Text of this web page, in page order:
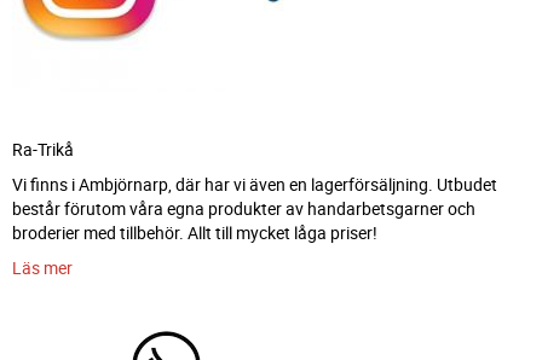
Ra-Trikå
Vi finns i Ambjörnarp, där har vi även en lagerförsäljning. Utbudet
består förutom våra egna produkter av handarbetsgarner och
broderier med tillbehör. Allt till mycket låga priser!
Läs mer